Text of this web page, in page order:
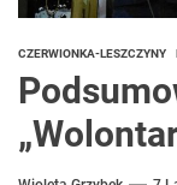
CZERWIONKA-LESZCZYNY